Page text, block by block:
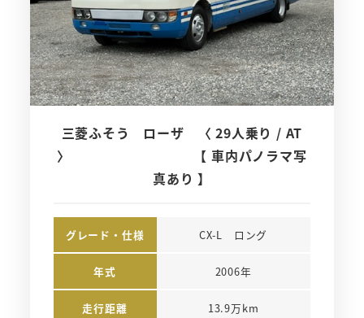
三菱ふそう ローザ 〈 29人乗り / AT
〉 【 車内パノラマ写
真あり 】
グレード・仕様 CX-L　ロング
年式 2006年
走行距離 13.9万km